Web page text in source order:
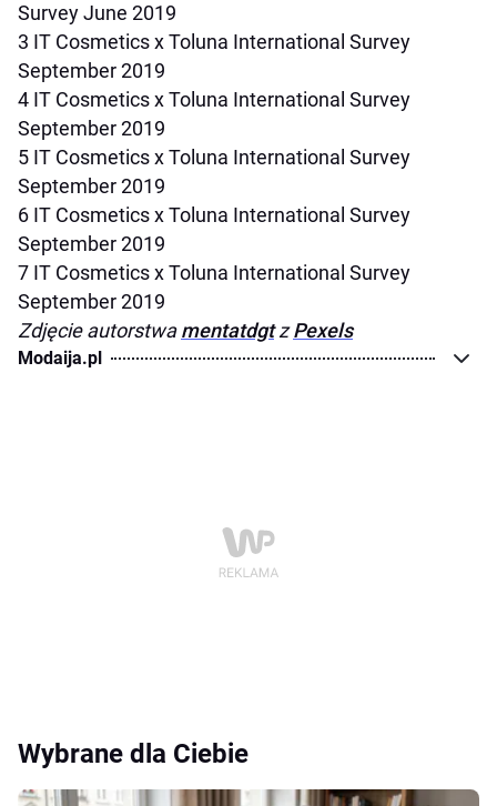
Survey June 2019
3 IT Cosmetics x Toluna International Survey
September 2019
4 IT Cosmetics x Toluna International Survey
September 2019
5 IT Cosmetics x Toluna International Survey
September 2019
6 IT Cosmetics x Toluna International Survey
September 2019
7 IT Cosmetics x Toluna International Survey
September 2019
Zdjęcie autorstwamentatdgtzPexels
Modaija.pl
Wybrane dla Ciebie